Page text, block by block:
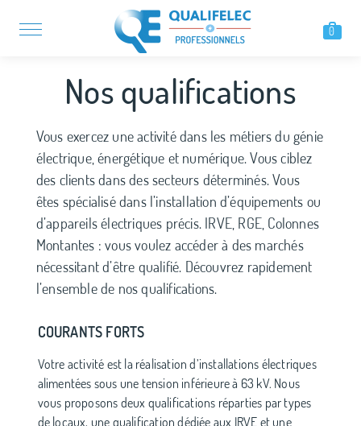
0
Nos qualifications
Vous exercez une activité dans les métiers du génie
électrique, énergétique et numérique. Vous ciblez
des clients dans des secteurs déterminés. Vous
êtes spécialisé dans l’installation d’équipements ou
d’appareils électriques précis. IRVE, RGE, Colonnes
Montantes : vous voulez accéder à des marchés
nécessitant d’être qualifié. Découvrez rapidement
l’ensemble de nos qualifications.
COURANTS FORTS
Votre activité est la réalisation d’installations électriques
alimentées sous une tension inférieure à 63 kV. Nous
vous proposons deux qualifications réparties par types
de locaux, une qualification dédiée aux IRVE et une